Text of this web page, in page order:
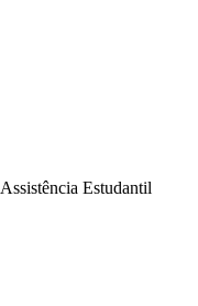
Assistência Estudantil